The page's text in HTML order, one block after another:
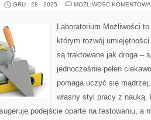
GRU - 28 - 2025 MOŻLIWOŚĆ
Laboratorium Możliwości
którym rozwój
są traktowane jak droga –
jednocześnie pełen
pomaga uczyć się
własny styl pracy z nauką.
podejście oparte na testowaniu, a